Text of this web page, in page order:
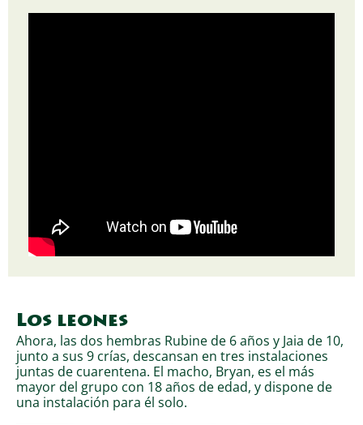
Los leones
Ahora, las dos hembras Rubine de 6 años y Jaia de 10,
junto a sus 9 crías, descansan en tres instalaciones
juntas de cuarentena. El macho, Bryan, es el más
mayor del grupo con 18 años de edad, y dispone de
una instalación para él solo.